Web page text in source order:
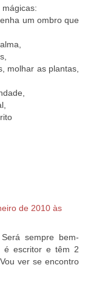
um ombro que
molhar as plantas,
de 2010 às
sempre bem-
é escritor e têm 2
ver se encontro